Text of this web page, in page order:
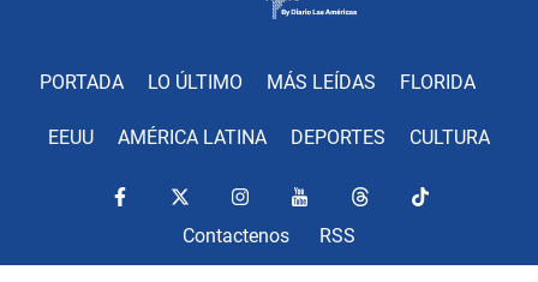
PORTADA LO ÚLTIMO MÁS LEÍDAS FLORIDA
EEUU AMÉRICA LATINA DEPORTES CULTURA
Contactenos RSS